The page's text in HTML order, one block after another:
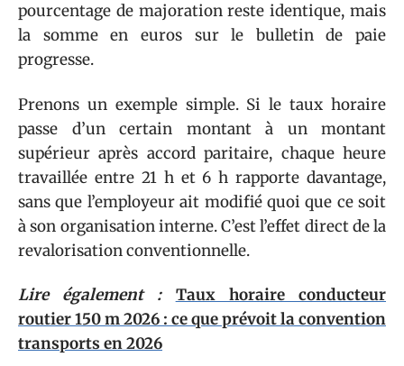
pourcentage de majoration reste identique, mais
la somme en euros sur le bulletin de paie
progresse.
Prenons un exemple simple. Si le taux horaire
passe d’un certain montant à un montant
supérieur après accord paritaire, chaque heure
travaillée entre 21 h et 6 h rapporte davantage,
sans que l’employeur ait modifié quoi que ce soit
à son organisation interne. C’est l’effet direct de la
revalorisation conventionnelle.
Lire également :
Taux horaire conducteur
routier 150 m 2026 : ce que prévoit la convention
transports en 2026